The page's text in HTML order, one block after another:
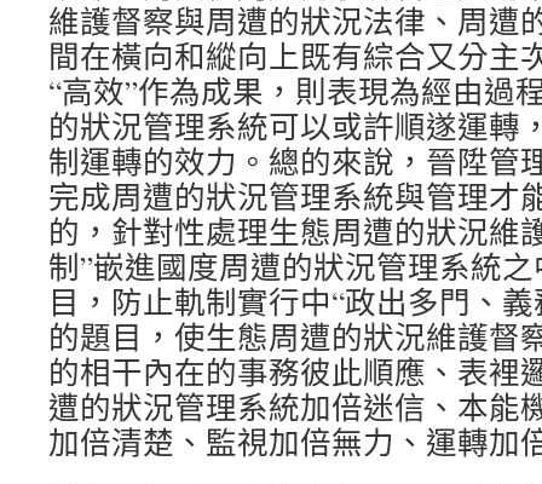
維護督察與周遭的狀況法律、周遭
間在橫向和縱向上既有綜合又分主
“高效”作為成果，則表現為經由過
的狀況管理系統可以或許順遂運轉
制運轉的效力。總的來說，晉陞管
完成周遭的狀況管理系統與管理才
的，針對性處理生態周遭的狀況維
制”嵌進國度周遭的狀況管理系統
目，防止軌制實行中“政出多門、
的題目，使生態周遭的狀況維護督
的相干內在的事務彼此順應、表裡
遭的狀況管理系統加倍迷信、本能
加倍清楚、監視加倍無力、運轉加